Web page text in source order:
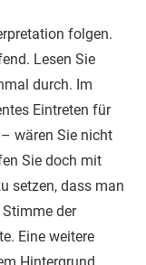
folgen.
Lesen Sie
durch. Im
Eintreten für
wären Sie nicht
Sie doch mit
setzen, dass man
der
Eine weitere